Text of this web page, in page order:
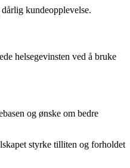
kundeopplevelse.
helsegevinsten ved å bruke
og ønske om bedre
styrke tilliten og forholdet